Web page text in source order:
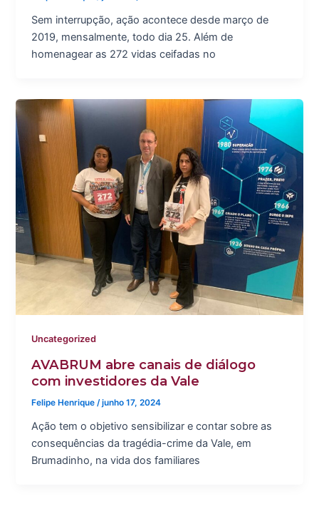
Sem interrupção, ação acontece desde março de
2019, mensalmente, todo dia 25. Além de
homenagear as 272 vidas ceifadas no
Uncategorized
AVABRUM abre canais de diálogo
com investidores da Vale
Felipe Henrique/junho 17, 2024
Ação tem o objetivo sensibilizar e contar sobre as
consequências da tragédia-crime da Vale, em
Brumadinho, na vida dos familiares